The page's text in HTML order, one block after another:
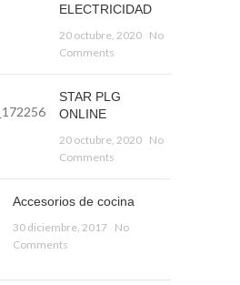
ELECTRICIDAD
20 octubre, 2020 No
Comments
STAR PLG
ONLINE
20 octubre, 2020 No
Comments
Accesorios de cocina
30 diciembre, 2017
No
Comments